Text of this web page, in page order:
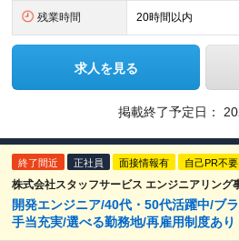
残業時間 20時間以内
求人を見る
掲載終了予定日：
終了間近 正社員 面接情報有 自己PR不要
株式会社スタッフサービス エンジニアリング
開発エンジニア/40代・50代活躍中/ブ
手当充実/選べる勤務地/再雇用制度あり